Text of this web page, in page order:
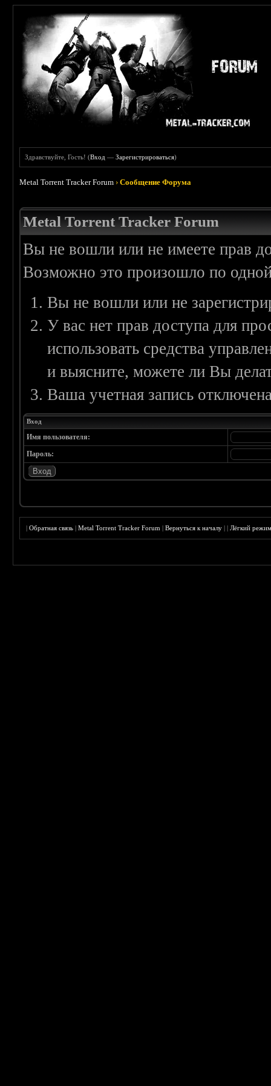
Здравствуйте, Гость! (Вход —Зарегистрироваться)
Metal Torrent Tracker Forum ›Сообщение Форума
Metal Torrent Tracker Forum
Вы не вошли или не имеете прав
Возможно это произошло по
Вы не вошли или не
У вас нет прав доступа для
использовать средства
и выясните, можете ли Вы
Ваша учетная запись
Вход
Имя пользователя:
Пароль:
|Обратная связь |Metal Torrent Tracker Forum |Вернуться к началу ||Лёгкий